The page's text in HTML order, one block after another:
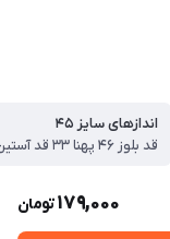
اندازهای سایز ۴۵
179,000تومان